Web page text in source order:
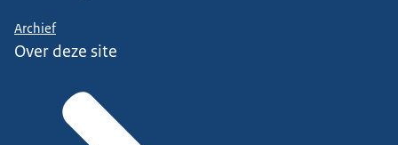
Archief
Over deze site